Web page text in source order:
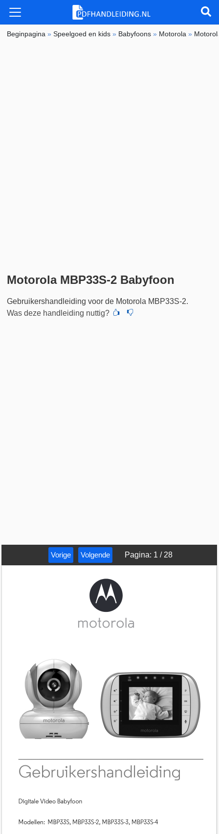
Beginpagina »Speelgoed en kids » Babyfoons » Motorola »
Motorola MBP33S-2 Babyfoon
Gebruikershandleiding voor de Motorola MBP33S-2.
Was deze handleiding nuttig?
Vorige Volgende Pagina: 1 / 28